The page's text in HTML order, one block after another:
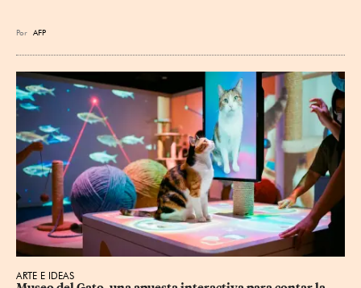
Por AFP
ARTE E IDEAS